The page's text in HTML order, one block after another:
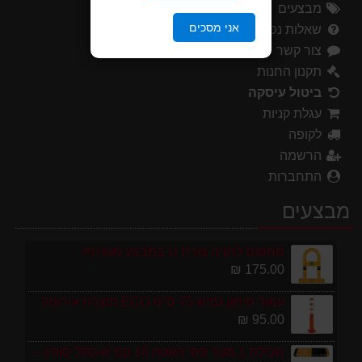
אני מסכים
מבצעים
שאלות נפוצות
צור קשר
תקנון החנות
ביטול עיסקה
עגלת קניות
לקופה
הרשמה
התחברות
מבצעים
מחסום לחניה צורת U במבצע מטורף!
175.00 ₪
עמוד סימון גמיש 75 ס''מ ECO תוצרת אירופה
95.00 ₪
חבילת 1 מטר פסי האטה 10 קמ''ש כולל סופיות מפלסטיק